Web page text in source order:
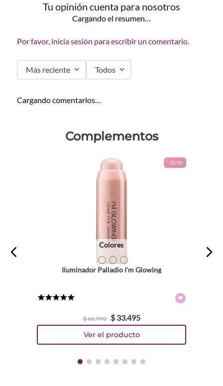
Tu opinión cuenta para nosotros
Cargando el resumen…
Por favor, inicia sesión para escribir un comentario.
Más reciente Todos
Cargando comentarios…
Complementos
-50 %
Colores
Iluminador Palladio I'm Glowing
$66.990 $ 33.495